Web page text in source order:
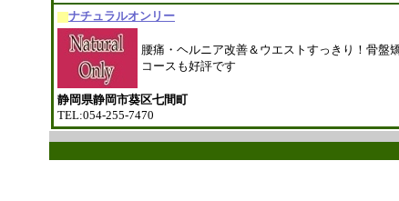
ナチュラルオンリー
腰痛・ヘルニア改善＆ウエストすっきり！骨盤
コースも好評です
静岡県静岡市葵区七間町
TEL:054-255-7470